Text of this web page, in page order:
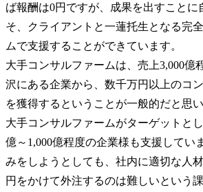
ば報酬は0円ですが、成果を出すことに
そ、クライアントと一蓮托生となる完
ムで支援することができています。
大手コンサルファームは、売上3,000億
沢にある企業から、数千万円以上のコ
を獲得するということが一般的だと思
大手コンサルファームがターゲットと
億～1,000億程度の企業様も支援してい
みをしようとしても、社内に適切な人
円をかけて外注するのは難しいという